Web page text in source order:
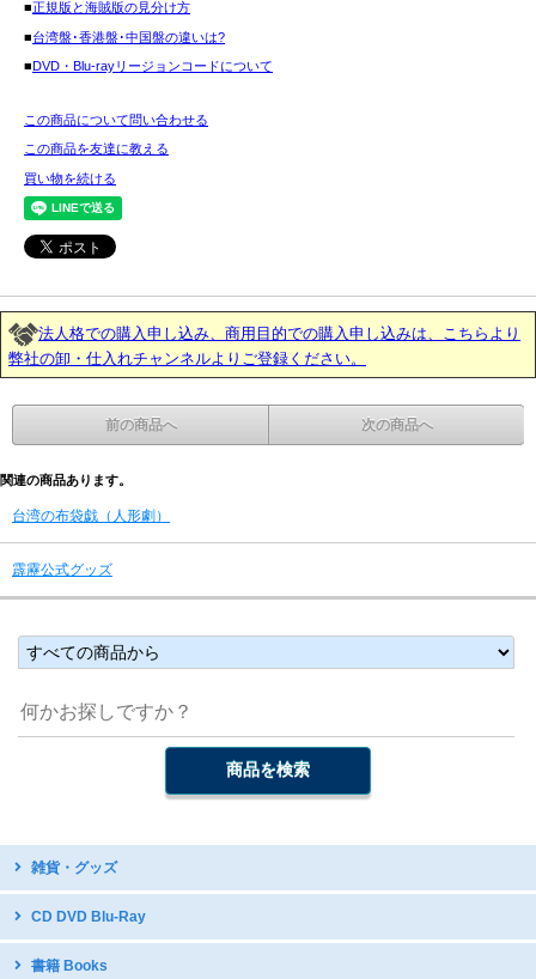
■正規版と海賊版の見分け方
■台湾盤･香港盤･中国盤の違いは?
■ DVD・Blu-rayリージョンコードについて
この商品について問い合わせる
この商品を友達に教える
買い物を続ける
法人格での購入申し込み、商用目的での購入申し込みは、こちらより
弊社の卸・仕入れチャンネルよりご登録ください。
前の商品へ 次の商品へ
関連の商品あります。
台湾の布袋戯（人形劇）
霹靂公式グッズ
雑貨・グッズ
台湾デザイン
開運グッズ
台湾のお守り
CD DVD Blu-Ray
台湾原住民語CD・DVD
書籍 Books